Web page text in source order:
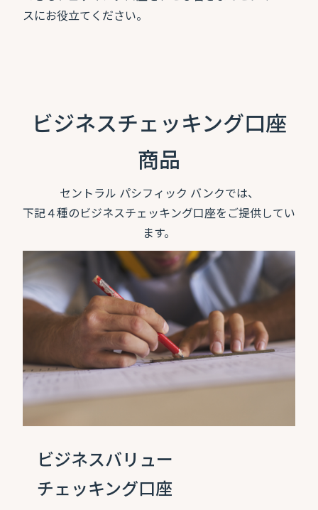
スにお役立てください。
ビジネスチェッキング口座
商品
セントラル パシフィック バンクでは、
下記４種のビジネスチェッキング口座をご提供してい
ます。
ビジネスバリュー
チェッキング口座